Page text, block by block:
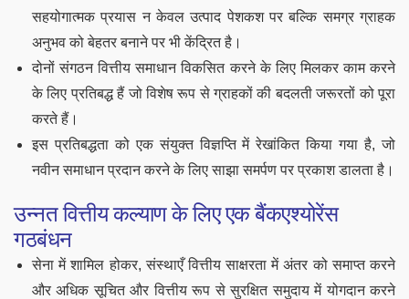
सहयोगात्मक प्रयास न केवल उत्पाद पेशकश पर बल्कि समग्र ग्राहक
अनुभव को बेहतर बनाने पर भी केंद्रित है।
दोनों संगठन वित्तीय समाधान विकसित करने के लिए मिलकर काम करने
के लिए प्रतिबद्ध हैं जो विशेष रूप से ग्राहकों की बदलती जरूरतों को पूरा
करते हैं।
इस प्रतिबद्धता को एक संयुक्त विज्ञप्ति में रेखांकित किया गया है, जो
नवीन समाधान प्रदान करने के लिए साझा समर्पण पर प्रकाश डालता है।
उन्नत वित्तीय कल्याण के लिए एक बैंकएश्योरेंस
गठबंधन
सेना में शामिल होकर, संस्थाएँ वित्तीय साक्षरता में अंतर को समाप्त करने
और अधिक सूचित और वित्तीय रूप से सुरक्षित समुदाय में योगदान करने